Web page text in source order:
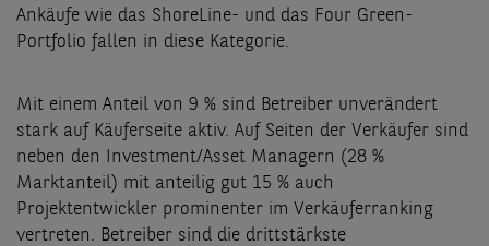
Ankäufe wie das ShoreLine- und das Four Green-
Portfolio fallen in diese Kategorie.
Mit einem Anteil von 9 % sind Betreiber unverändert
stark auf Käuferseite aktiv. Auf Seiten der Verkäufer sind
neben den Investment/Asset Managern (28 %
Marktanteil) mit anteilig gut 15 % auch
Projektentwickler prominenter im Verkäuferranking
vertreten. Betreiber sind die drittstärkste